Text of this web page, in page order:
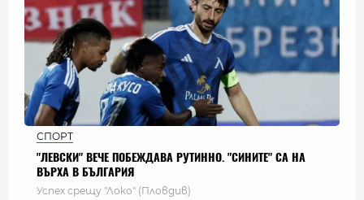
СПОРТ
"ЛЕВСКИ" ВЕЧЕ ПОБЕЖДАВА РУТИННО. "СИНИТЕ" СА НА
ВЪРХА В БЪЛГАРИЯ
Успех срещу "Локо" (Пловдив)